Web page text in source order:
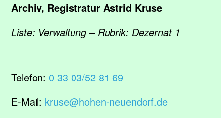
Archiv, Registratur Astrid Kruse
Liste: Verwaltung – Rubrik: Dezernat 1
Telefon: 0 33 03/52 81 69
E-Mail: kruse@hohen-neuendorf.de